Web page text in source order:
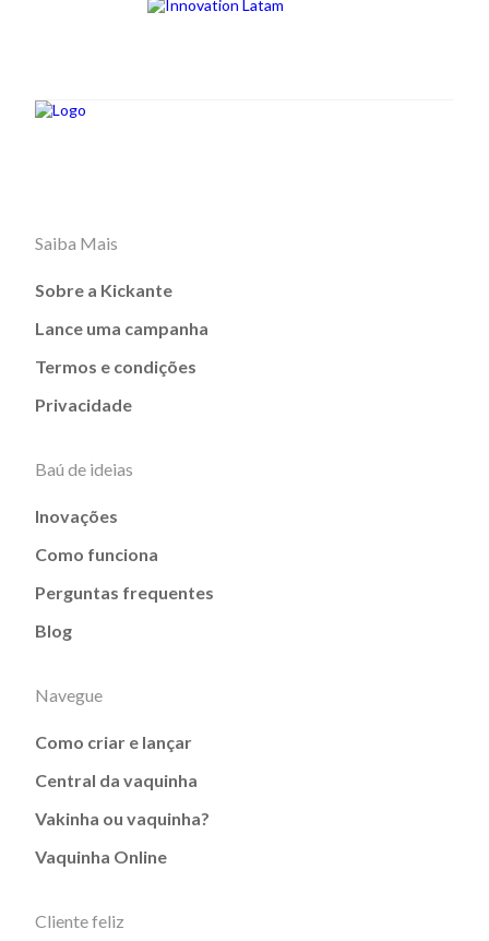
Saiba Mais
Sobre a Kickante
Lance uma campanha
Termos e condições
Privacidade
Baú de ideias
Inovações
Como funciona
Perguntas frequentes
Blog
Navegue
Como criar e lançar
Central da vaquinha
Vakinha ou vaquinha?
Vaquinha Online
Cliente feliz